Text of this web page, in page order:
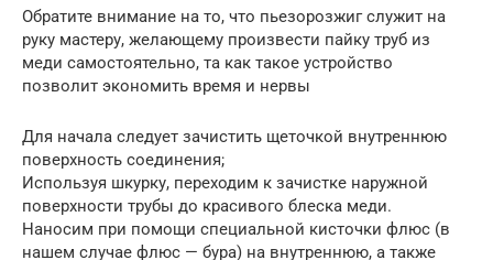
Обратите внимание на то, что пьезорозжиг служит на
руку мастеру, желающему произвести пайку труб из
меди самостоятельно, та как такое устройство
позволит экономить время и нервы
Для начала следует зачистить щеточкой внутреннюю
поверхность соединения;
Используя шкурку, переходим к зачистке наружной
поверхности трубы до красивого блеска меди.
Наносим при помощи специальной кисточки флюс (в
нашем случае флюс — бура) на внутреннюю, а также